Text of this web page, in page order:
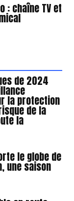
: chaîne TV et
de 2024
la protection
de la
la
le globe de
une saison